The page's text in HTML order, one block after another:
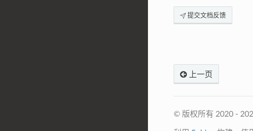
提交文档反馈
上一页
© 版权所有 2020 -